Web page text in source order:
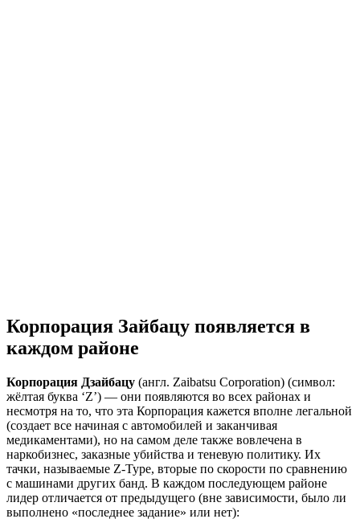
Корпорация Зайбацу появляется в
каждом районе
Корпорация Дзайбацу (англ. Zaibatsu Corporation) (символ:
жёлтая буква ‘Z’) — они появляются во всех районах и
несмотря на то, что эта Корпорация кажется вполне легальной
(создает все начиная с автомобилей и заканчивая
медикаментами), но на самом деле также вовлечена в
наркобизнес, заказные убийства и теневую политику. Их
тачки, называемые Z-Type, вторые по скорости по сравнению
с машинами других банд. В каждом последующем районе
лидер отличается от предыдущего (вне зависимости, было ли
выполнено «последнее задание» или нет):